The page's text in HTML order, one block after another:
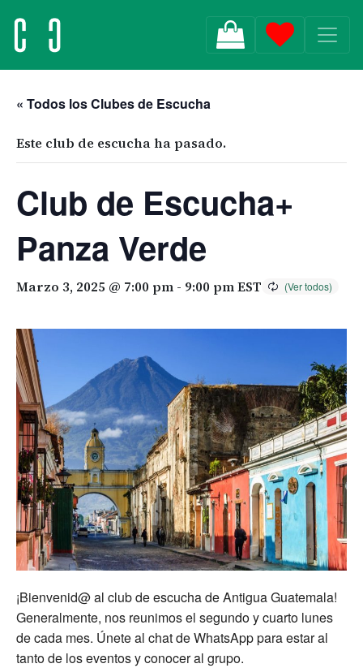
MAIN NAVIGATION
« Todos los Clubes de Escucha
Este club de escucha ha pasado.
Club de Escucha+
Panza Verde
Marzo 3, 2025 @ 7:00 pm - 9:00 pmEST
¡Bienvenid@ al club de escucha de Antigua Guatemala!
Generalmente, nos reunimos el segundo y cuarto lunes
de cada mes. Únete al chat de WhatsApp para estar al
tanto de los eventos y conocer al grupo.